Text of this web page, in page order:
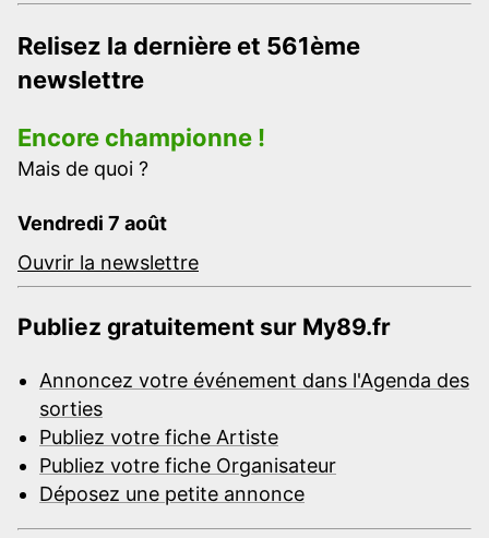
Relisez la dernière et 561ème
newslettre
Encore championne !
Mais de quoi ?
Vendredi 7 août
Ouvrir la newslettre
Publiez gratuitement sur My89.fr
Annoncez votre événement dans l'Agenda des
sorties
Publiez votre fiche Artiste
Publiez votre fiche Organisateur
Déposez une petite annonce